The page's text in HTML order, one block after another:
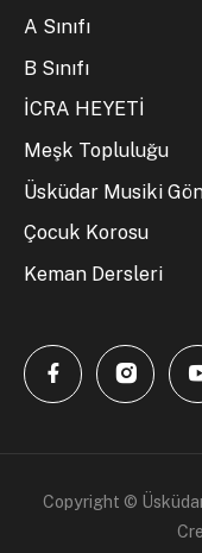
A Sınıfı
B Sınıfı
İCRA HEYETİ
Meşk Topluluğu
Üsküdar Musiki
Çocuk Korosu
Keman Dersleri
Copyright ©